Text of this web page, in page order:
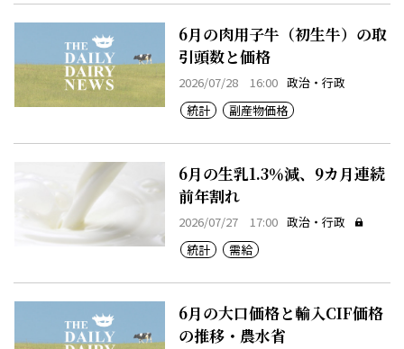
6月の肉用子牛（初生牛）の取
引頭数と価格
2026/07/28 16:00 政治・行政
統計
副産物価格
6月の生乳1.3％減、9カ月連続
前年割れ
2026/07/27 17:00 政治・行政
統計
需給
6月の大口価格と輸入CIF価格
の推移・農水省